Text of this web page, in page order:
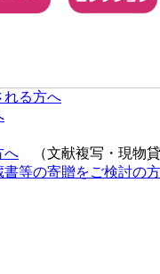
れる方へ
へ （文献複写・現物貸
等の寄贈をご検討の